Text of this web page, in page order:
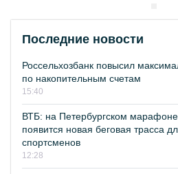
Последние новости
Россельхозбанк повысил
по накопительным счетам
15:40
ВТБ: на Петербургском
появится новая беговая трасса
спортсменов
12:28